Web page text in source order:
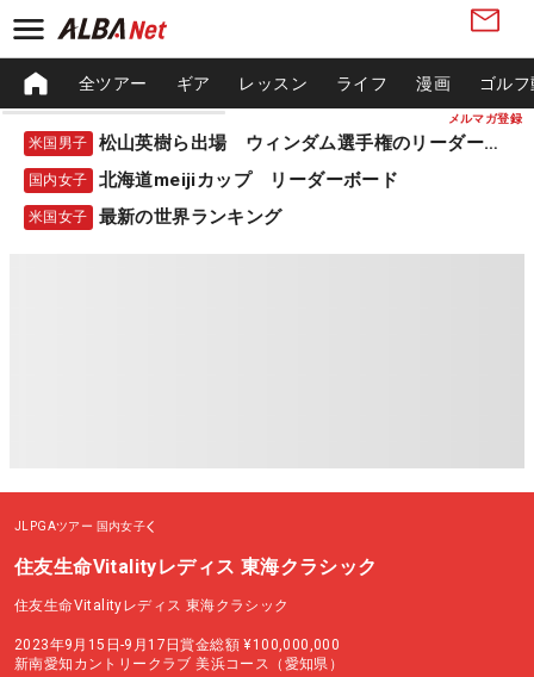
メルマガ登録
全ツアー ギア レッスン ライフ 漫画 ゴル
米国男子 松山英樹ら出場 ウィンダム選手権のリーダーボード
国内女子 北海道meijiカップ リーダーボード
米国女子 最新の世界ランキング
JLPGAツアー 国内女子
住友生命Vitalityレディス 東海クラシック
住友生命Vitalityレディス 東海クラシック
2023年9月15日-9月17日賞金総額 ¥100,000,000
新南愛知カントリークラブ 美浜コース（愛知県）